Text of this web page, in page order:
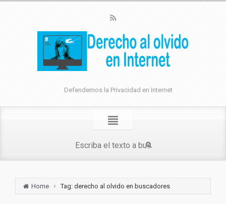
Defendemos la Privacidad en Internet
Home Tag: derecho al olvido en buscadores